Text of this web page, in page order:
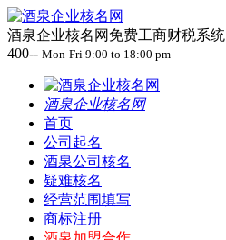
酒泉企业核名网免费工商财税系统
400-- Mon-Fri 9:00 to 18:00 pm
酒泉企业核名网
首页
公司起名
酒泉公司核名
疑难核名
经营范围填写
商标注册